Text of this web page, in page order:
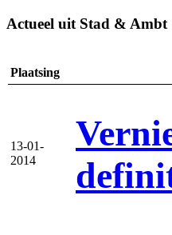
Actueel uit Stad & Ambt
Plaatsing
13-01-
2014